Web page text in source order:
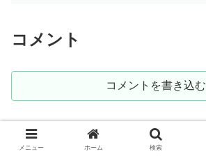
コメント
コメントを書き込む
ホーム トレーディングカード
メニュー ホーム 検索